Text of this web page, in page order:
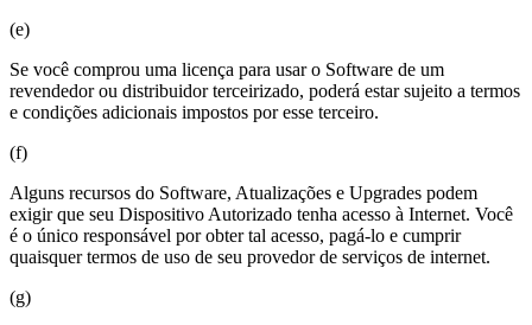
(e)
Se você comprou uma licença para usar o Software de um
revendedor ou distribuidor terceirizado, poderá estar sujeito a termos
e condições adicionais impostos por esse terceiro.
(f)
Alguns recursos do Software, Atualizações e Upgrades podem
exigir que seu Dispositivo Autorizado tenha acesso à Internet. Você
é o único responsável por obter tal acesso, pagá-lo e cumprir
quaisquer termos de uso de seu provedor de serviços de internet.
(g)